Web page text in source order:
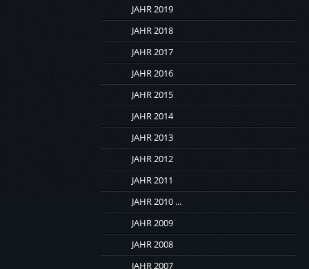
JAHR 2019
JAHR 2018
JAHR 2017
JAHR 2016
JAHR 2015
JAHR 2014
JAHR 2013
JAHR 2012
JAHR 2011
JAHR 2010 ...
JAHR 2009
JAHR 2008
JAHR 2007